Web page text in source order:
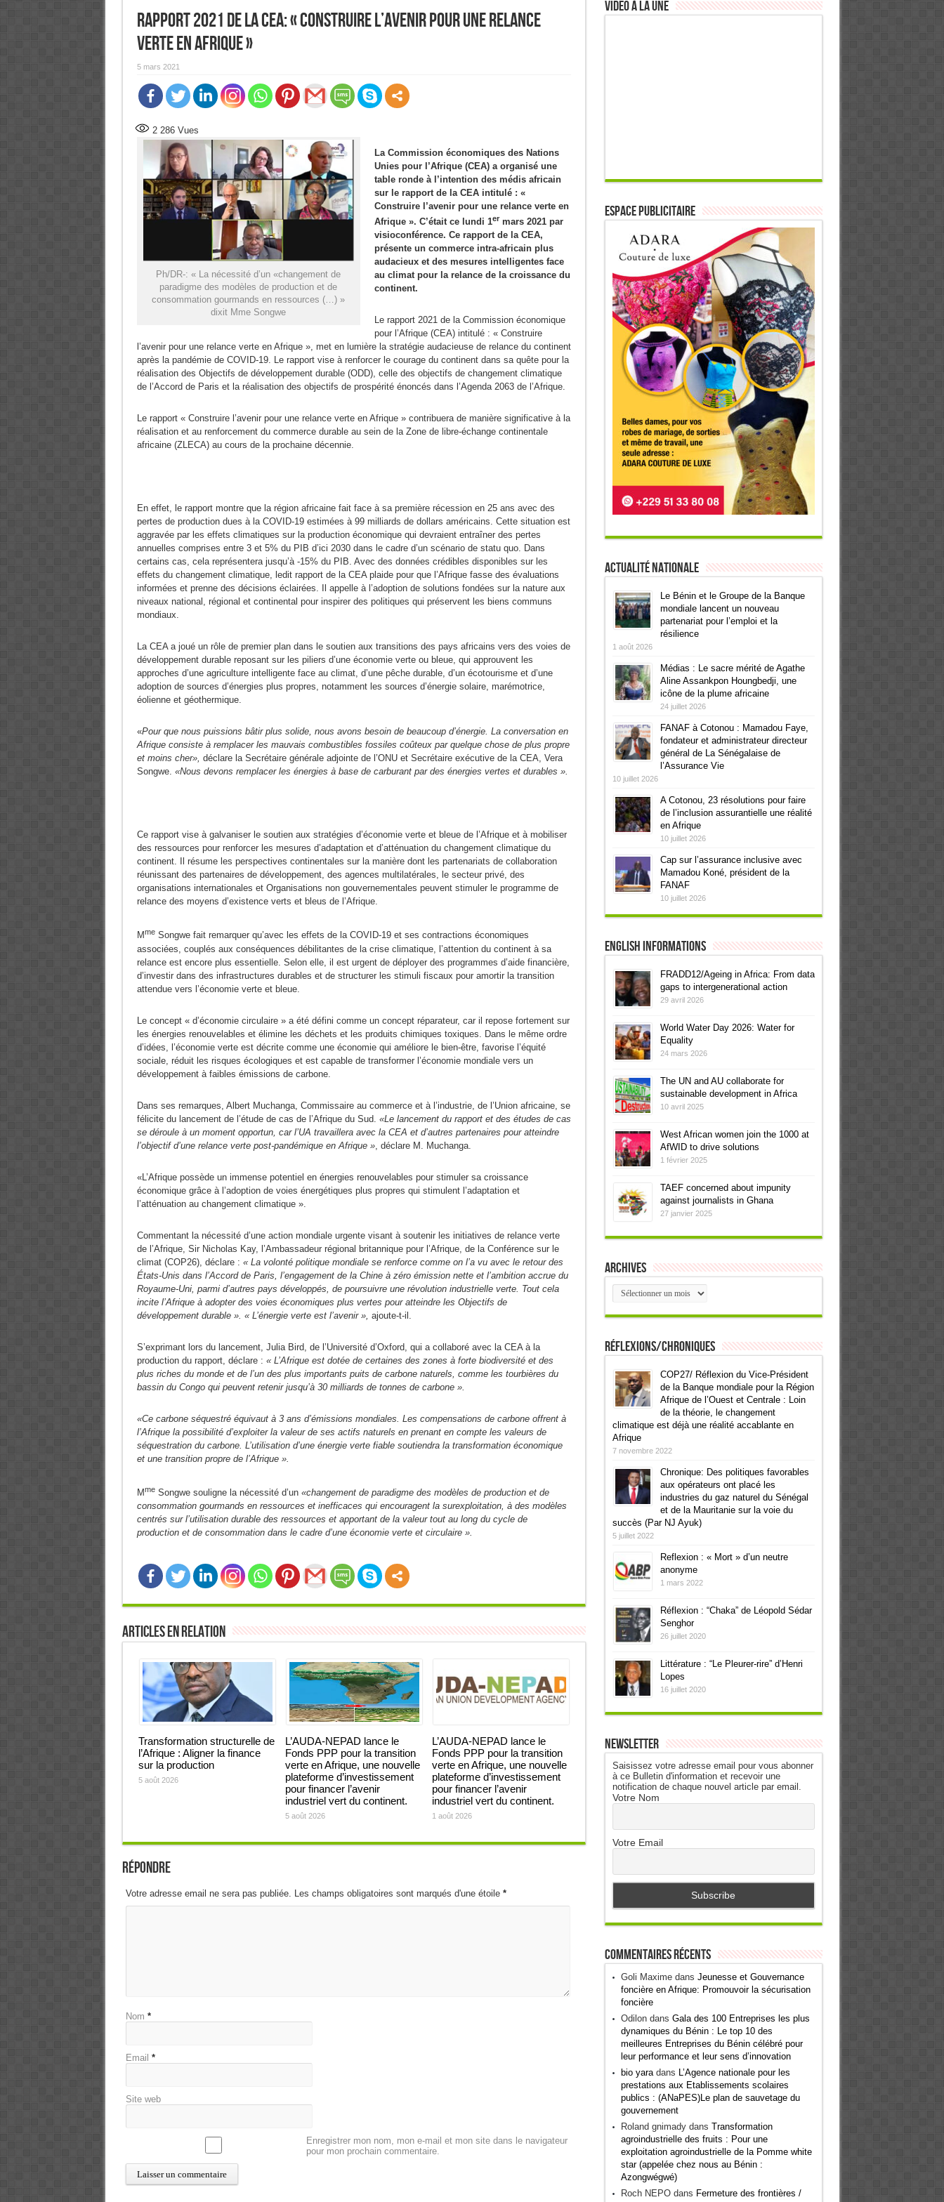
Rapport 2021 de la CEA: « Construire l’avenir pour une relance
verte en Afrique »
5 mars 2021
2 286Vues
Ph/DR-: « La nécessité d’un «changement de
paradigme des modèles de production et de
consommation gourmands en ressources (…) »
dixit Mme Songwe
La Commission économiques des Nations
Unies pour l’Afrique (CEA) a organisé une
table ronde à l’intention des médis africain
sur le rapport de la CEA intitulé : «
Construire l’avenir pour une relance verte en
Afrique ». C’était ce lundi 1ermars 2021 par
visioconférence. Ce rapport de la CEA,
présente un commerce intra-africain plus
audacieux et des mesures intelligentes face
au climat pour la relance de la croissance du
continent.
Le rapport 2021 de la Commission économique
pour l’Afrique (CEA) intitulé : « Construire
l’avenir pour une relance verte en Afrique », met en lumière la stratégie audacieuse de relance du continent
après la pandémie de COVID-19. Le rapport vise à renforcer le courage du continent dans sa quête pour la
réalisation des Objectifs de développement durable (ODD), celle des objectifs de changement climatique
de l’Accord de Paris et la réalisation des objectifs de prospérité énoncés dans l’Agenda 2063 de l’Afrique.
Le rapport « Construire l’avenir pour une relance verte en Afrique » contribuera de manière significative à la
réalisation et au renforcement du commerce durable au sein de la Zone de libre-échange continentale
africaine (ZLECA) au cours de la prochaine décennie.
En effet, le rapport montre que la région africaine fait face à sa première récession en 25 ans avec des
pertes de production dues à la COVID-19 estimées à 99 milliards de dollars américains. Cette situation est
aggravée par les effets climatiques sur la production économique qui devraient entraîner des pertes
annuelles comprises entre 3 et 5% du PIB d’ici 2030 dans le cadre d’un scénario de statu quo. Dans
certains cas, cela représentera jusqu’à -15% du PIB. Avec des données crédibles disponibles sur les
effets du changement climatique, ledit rapport de la CEA plaide pour que l’Afrique fasse des évaluations
informées et prenne des décisions éclairées. Il appelle à l’adoption de solutions fondées sur la nature aux
niveaux national, régional et continental pour inspirer des politiques qui préservent les biens communs
mondiaux.
La CEA a joué un rôle de premier plan dans le soutien aux transitions des pays africains vers des voies de
développement durable reposant sur les piliers d’une économie verte ou bleue, qui approuvent les
approches d’une agriculture intelligente face au climat, d’une pêche durable, d’un écotourisme et d’une
adoption de sources d’énergies plus propres, notamment les sources d’énergie solaire, marémotrice,
éolienne et géothermique.
«Pour que nous puissions bâtir plus solide, nous avons besoin de beaucoup d’énergie. La conversation en
Afrique consiste à remplacer les mauvais combustibles fossiles coûteux par quelque chose de plus propre
et moins cher», déclare la Secrétaire générale adjointe de l’ONU et Secrétaire exécutive de la CEA, Vera
Songwe. «Nous devons remplacer les énergies à base de carburant par des énergies vertes et durables ».
Ce rapport vise à galvaniser le soutien aux stratégies d’économie verte et bleue de l’Afrique et à mobiliser
des ressources pour renforcer les mesures d’adaptation et d’atténuation du changement climatique du
continent. Il résume les perspectives continentales sur la manière dont les partenariats de collaboration
réunissant des partenaires de développement, des agences multilatérales, le secteur privé, des
organisations internationales et Organisations non gouvernementales peuvent stimuler le programme de
relance des moyens d’existence verts et bleus de l’Afrique.
MmeSongwe fait remarquer qu’avec les effets de la COVID-19 et ses contractions économiques
associées, couplés aux conséquences débilitantes de la crise climatique, l’attention du continent à sa
relance est encore plus essentielle. Selon elle, il est urgent de déployer des programmes d’aide financière,
d’investir dans des infrastructures durables et de structurer les stimuli fiscaux pour amortir la transition
attendue vers l’économie verte et bleue.
Le concept « d’économie circulaire » a été défini comme un concept réparateur, car il repose fortement sur
les énergies renouvelables et élimine les déchets et les produits chimiques toxiques. Dans le même ordre
d’idées, l’économie verte est décrite comme une économie qui améliore le bien-être, favorise l’équité
sociale, réduit les risques écologiques et est capable de transformer l’économie mondiale vers un
développement à faibles émissions de carbone.
Dans ses remarques, Albert Muchanga, Commissaire au commerce et à l’industrie, de l’Union africaine, se
félicite du lancement de l’étude de cas de l’Afrique du Sud. «Le lancement du rapport et des études de cas
se déroule à un moment opportun, car l’UA travaillera avec la CEA et d’autres partenaires pour atteindre
l’objectif d’une relance verte post-pandémique en Afrique », déclare M. Muchanga.
«L’Afrique possède un immense potentiel en énergies renouvelables pour stimuler sa croissance
économique grâce à l’adoption de voies énergétiques plus propres qui stimulent l’adaptation et
l’atténuation au changement climatique ».
Commentant la nécessité d’une action mondiale urgente visant à soutenir les initiatives de relance verte
de l’Afrique, Sir Nicholas Kay, l’Ambassadeur régional britannique pour l’Afrique, de la Conférence sur le
climat (COP26), déclare : « La volonté politique mondiale se renforce comme on l’a vu avec le retour des
États-Unis dans l’Accord de Paris, l’engagement de la Chine à zéro émission nette et l’ambition accrue du
Royaume-Uni, parmi d’autres pays développés, de poursuivre une révolution industrielle verte. Tout cela
incite l’Afrique à adopter des voies économiques plus vertes pour atteindre les Objectifs de
développement durable ». « L’énergie verte est l’avenir », ajoute-t-il.
S’exprimant lors du lancement, Julia Bird, de l’Université d’Oxford, qui a collaboré avec la CEA à la
production du rapport, déclare : « L’Afrique est dotée de certaines des zones à forte biodiversité et des
plus riches du monde et de l’un des plus importants puits de carbone naturels, comme les tourbières du
bassin du Congo qui peuvent retenir jusqu’à 30 milliards de tonnes de carbone ».
«Ce carbone séquestré équivaut à 3 ans d’émissions mondiales. Les compensations de carbone offrent à
l’Afrique la possibilité d’exploiter la valeur de ses actifs naturels en prenant en compte les valeurs de
séquestration du carbone. L’utilisation d’une énergie verte fiable soutiendra la transformation économique
et une transition propre de l’Afrique ».
MmeSongwe souligne la nécessité d’un «changement de paradigme des modèles de production et de
consommation gourmands en ressources et inefficaces qui encouragent la surexploitation, à des modèles
centrés sur l’utilisation durable des ressources et apportant de la valeur tout au long du cycle de
production et de consommation dans le cadre d’une économie verte et circulaire ».
Articles en relation
Transformation structurelle de
l’Afrique : Aligner la finance
sur la production
5 août 2026
L’AUDA-NEPAD lance le
Fonds PPP pour la transition
verte en Afrique, une nouvelle
plateforme d’investissement
pour financer l’avenir
industriel vert du continent.
5 août 2026
L’AUDA-NEPAD lance le
Fonds PPP pour la transition
verte en Afrique, une nouvelle
plateforme d’investissement
pour financer l’avenir
industriel vert du continent.
1 août 2026
Répondre
Votre adresse email ne sera pas publiée. Les champs obligatoires sont marqués d'une étoile *
Nom *
Email *
Site web
Enregistrer mon nom, mon e-mail et mon site dans le navigateur
pour mon prochain commentaire.
Video à la Une
ESPACE PUBLICITAIRE
Actualité Nationale
Le Bénin et le Groupe de la Banque
mondiale lancent un nouveau
partenariat pour l’emploi et la
résilience
1 août 2026
Médias : Le sacre mérité de Agathe
Aline Assankpon Houngbedji, une
icône de la plume africaine
24 juillet 2026
FANAF à Cotonou : Mamadou Faye,
fondateur et administrateur directeur
général de La Sénégalaise de
l’Assurance Vie
10 juillet 2026
A Cotonou, 23 résolutions pour faire
de l’inclusion assurantielle une réalité
en Afrique
10 juillet 2026
Cap sur l’assurance inclusive avec
Mamadou Koné, président de la
FANAF
10 juillet 2026
English informations
FRADD12/Ageing in Africa: From data
gaps to intergenerational action
29 avril 2026
World Water Day 2026: Water for
Equality
24 mars 2026
The UN and AU collaborate for
sustainable development in Africa
10 avril 2025
West African women join the 1000 at
AfWID to drive solutions
1 février 2025
TAEF concerned about impunity
against journalists in Ghana
27 janvier 2025
Archives
Archives
Réflexions/Chroniques
COP27/ Réflexion du Vice-Président
de la Banque mondiale pour la Région
Afrique de l’Ouest et Centrale : Loin
de la théorie, le changement
climatique est déjà une réalité accablante en
Afrique
7 novembre 2022
Chronique: Des politiques favorables
aux opérateurs ont placé les
industries du gaz naturel du Sénégal
et de la Mauritanie sur la voie du
succès (Par NJ Ayuk)
5 juillet 2022
Reflexion : « Mort » d’un neutre
anonyme
1 mars 2022
Réflexion : “Chaka” de Léopold Sédar
Senghor
26 juillet 2020
Littérature : “Le Pleurer-rire” d’Henri
Lopes
16 juillet 2020
Newsletter
Saisissez votre adresse email pour vous abonner
à ce Bulletin d'information et recevoir une
notification de chaque nouvel article par email.
Votre Nom
Votre Email
Commentaires récents
Goli Maximedans Jeunesse et Gouvernance
foncière en Afrique: Promouvoir la sécurisation
foncière
Odilondans Gala des 100 Entreprises les plus
dynamiques du Bénin : Le top 10 des
meilleures Entreprises du Bénin célébré pour
leur performance et leur sens d’innovation
bio yaradans L’Agence nationale pour les
prestations aux Etablissements scolaires
publics : (ANaPES)Le plan de sauvetage du
gouvernement
Roland gnimadydans Transformation
agroindustrielle des fruits : Pour une
exploitation agroindustrielle de la Pomme white
star (appelée chez nous au Bénin :
Azongwégwé)
Roch NEPOdans Fermeture des frontières /